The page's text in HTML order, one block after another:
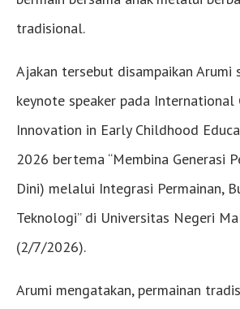
tradisional.
Ajakan tersebut disampaikan Arumi
keynote speaker pada International
Innovation in Early Childhood
2026 bertema “Membina Generasi
Dini) melalui Integrasi Permainan,
Teknologi” di Universitas Negeri
(2/7/2026).
Arumi mengatakan, permainan